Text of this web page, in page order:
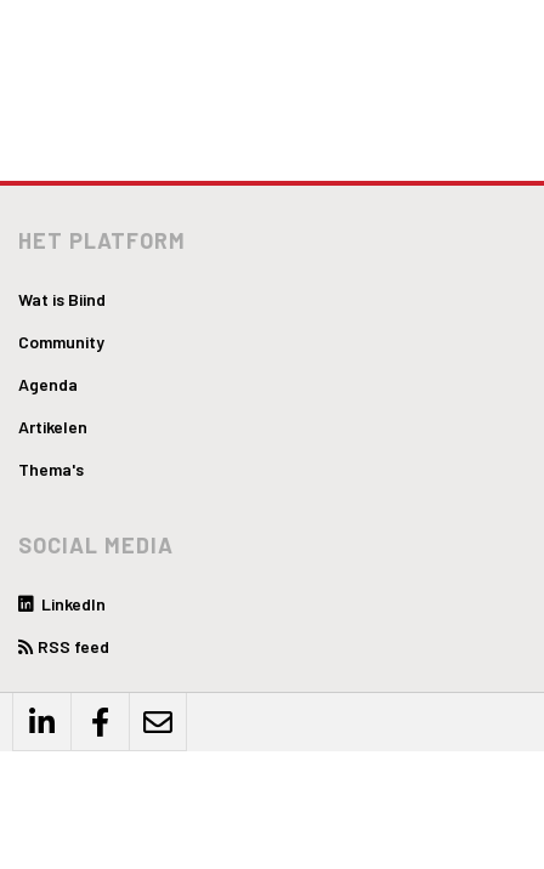
HET PLATFORM
Wat is Biind
Community
Agenda
Artikelen
Thema's
SOCIAL MEDIA
LinkedIn
RSS feed
WEBSITE